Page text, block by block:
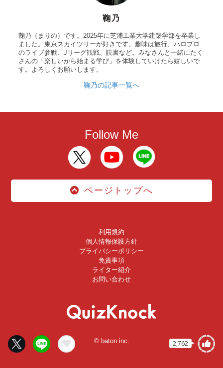
2,762
鞠乃
鞠乃（まりの）です。2025年に芝浦工業大学建築学部を卒業し
ました。東京スカイツリーが好きです。趣味は旅行、ハロプロ
のライブ参戦、Jリーグ観戦、読書など。みなさんと一緒にたく
さんの「楽しいから始まる学び」を体験していけたら嬉しいで
す。よろしくお願いします。
鞠乃の記事一覧へ
Follow Me
ページトップへ
利用規約
個人情報保護方針
プライバシーポリシー
免責事項
ライター紹介
お問い合わせ
© baton inc.